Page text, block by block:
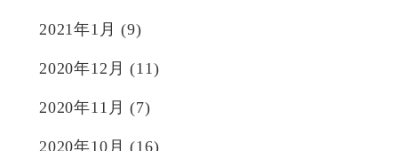
2021年1月 (9)
2020年12月 (11)
2020年11月 (7)
2020年10月 (16)